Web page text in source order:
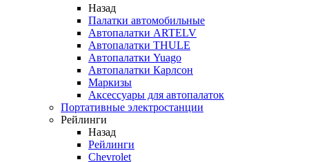
Назад
Палатки автомобильные
Автопалатки ARTELV
Автопалатки THULE
Автопалатки Yuago
Автопалатки Карлсон
Маркизы
Аксессуары для автопалаток
Портативные электростанции
Рейлинги
Назад
Рейлинги
Chevrolet